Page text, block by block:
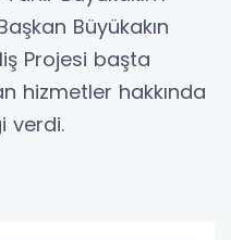
Büyükakın
Projesi başta
hizmetler hakkında
verdi.